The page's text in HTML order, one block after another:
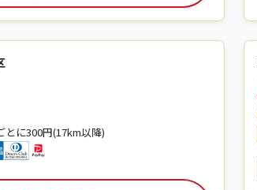
に300円(17km以降)